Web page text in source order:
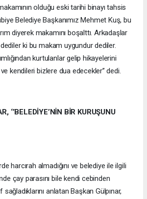
olduğu eski tarihi binayı tahsis
Belediye Başkanımız Mehmet Kuş, bu
diyerek makamını boşalttı. Arkadaşlar
ki bu makam uygundur dediler.
kurtulanlar gelip hikayelerini
kendileri bizlere dua edecekler’’ dedi.
‘’BELEDİYE’NİN BİR KURUŞUNU
harcırah almadığını ve belediye ile ilgili
çay parasını bile kendi cebinden
anlatan Başkan Gülpınar,